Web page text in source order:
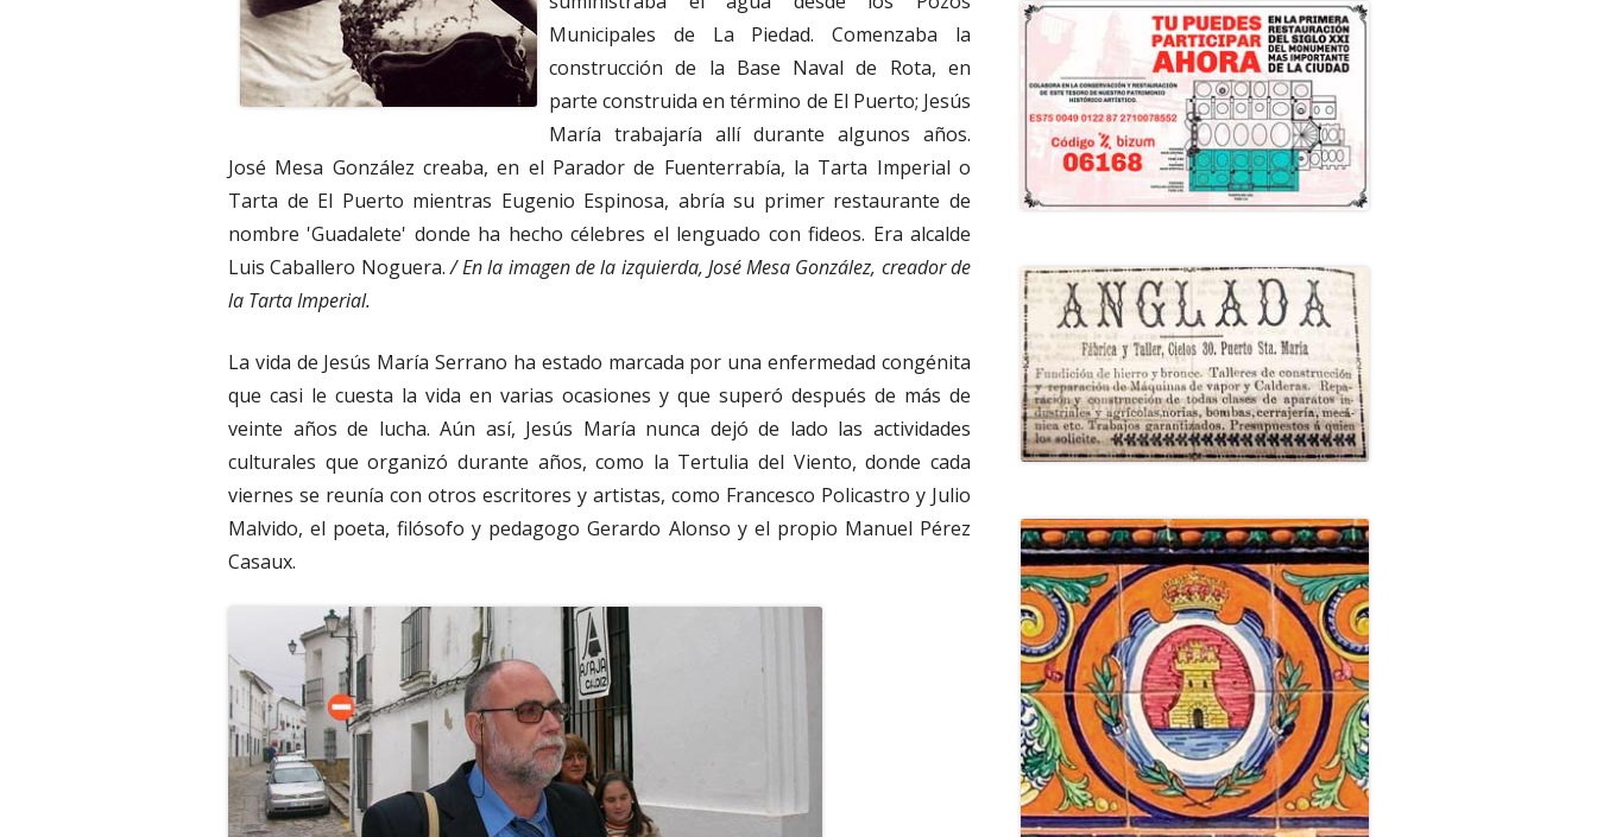
Municipales de La Piedad. Comenzaba la
construcción de la Base Naval de Rota, en
parte construida en término de El Puerto; Jesús
María trabajaría allí durante algunos años.
José Mesa González creaba, en el Parador de Fuenterrabía, la Tarta Imperial o
Tarta de El Puerto mientras Eugenio Espinosa, abría su primer restaurante de
nombre 'Guadalete' donde ha hecho célebres el lenguado con fideos. Era alcalde
Luis Caballero Noguera./ En la imagen de la izquierda, José Mesa González, creador de
la Tarta Imperial.
La vida de Jesús María Serrano ha estado marcada por una enfermedad congénita
que casi le cuesta la vida en varias ocasiones y que superó después de más de
veinte años de lucha. Aún así, Jesús María nunca dejó de lado las actividades
culturales que organizó durante años, como la Tertulia del Viento, donde cada
viernes se reunía con otros escritores y artistas, como Francesco Policastro y Julio
Malvido, el poeta, filósofo y pedagogo Gerardo Alonso y el propio Manuel Pérez
Casaux.